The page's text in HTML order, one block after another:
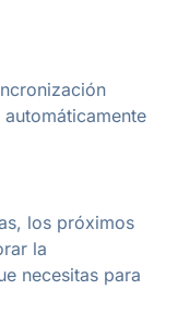
los próximos
la
necesitas para